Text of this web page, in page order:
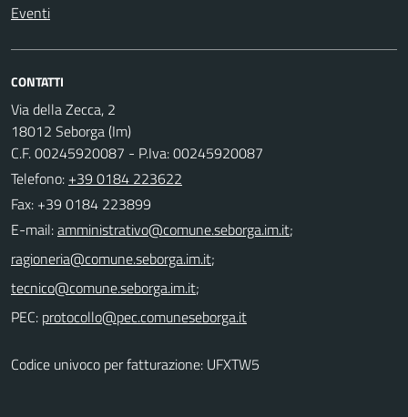
Eventi
CONTATTI
Via della Zecca, 2
18012 Seborga (Im)
C.F. 00245920087 - P.Iva: 00245920087
Telefono: +39 0184 223622
Fax: +39 0184 223899
E-mail:
;
;
;
PEC:
Codice univoco per fatturazione: UFXTW5